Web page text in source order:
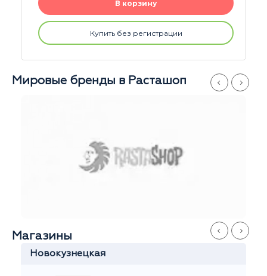
Купить без регистрации
Мировые бренды в Расташоп
Новокузнецкая